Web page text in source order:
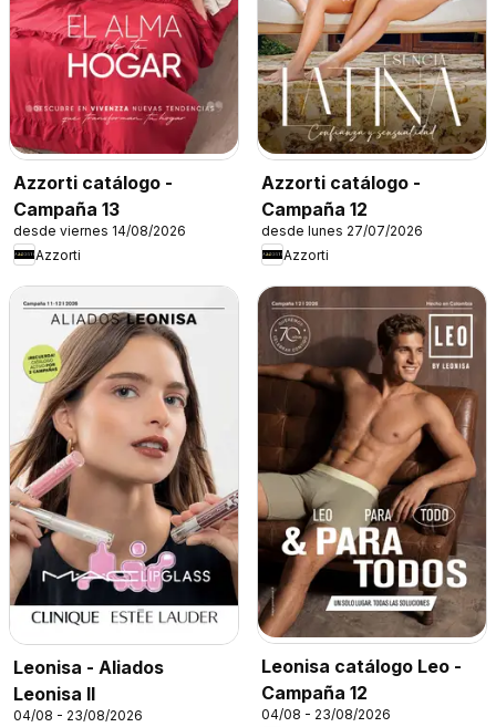
Azzorti catálogo -
Campaña 13
desde viernes 14/08/2026
Azzorti
Azzorti catálogo -
Campaña 12
desde lunes 27/07/2026
Azzorti
Leonisa - Aliados
Leonisa II
04/08 - 23/08/2026
Leonisa catálogo Leo -
Campaña 12
04/08 - 23/08/2026